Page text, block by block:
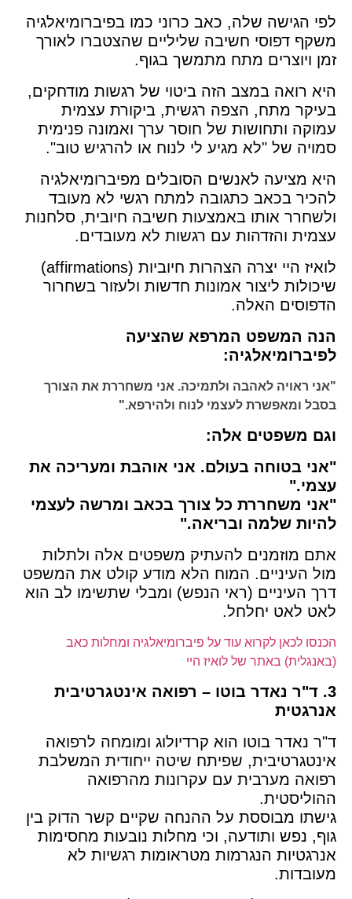
לפי הגישה שלה, כאב כרוני כמו בפיברומיאלגיה
משקף דפוסי חשיבה שליליים שהצטברו לאורך
זמן ויוצרים מתח מתמשך בגוף.
היא רואה במצב הזה ביטוי של רגשות מודחקים,
בעיקר מתח, הצפה רגשית, ביקורת עצמית
עמוקה ותחושות של חוסר ערך ואמונה פנימית
סמויה של "לא מגיע לי לנוח או להרגיש טוב".
היא מציעה לאנשים הסובלים מפיברומיאלגיה
להכיר בכאב כתגובה למתח רגשי לא מעובד
ולשחרר אותו באמצעות חשיבה חיובית, סלחנות
עצמית והזדהות עם רגשות לא מעובדים.
לואיז היי יצרה הצהרות חיוביות (affirmations)
שיכולות ליצור אמונות חדשות ולעזור בשחרור
הדפוסים האלה.
הנה המשפט המרפא שהציעה
לפיברומיאלגיה:
"אני ראויה לאהבה ולתמיכה. אני משחררת את הצורך
בסבל ומאפשרת לעצמי לנוח ולהירפא."
וגם משפטים אלה:
"אני בטוחה בעולם. אני אוהבת ומעריכה את
עצמי."
"אני משחררת כל צורך בכאב ומרשה לעצמי
להיות שלמה ובריאה."
אתם מוזמנים להעתיק משפטים אלה ולתלות
מול העיניים. המוח הלא מודע קולט את המשפט
דרך העיניים (ראי הנפש) ומבלי שתשימו לב הוא
לאט לאט יחלחל.
הכנסו לכאן לקרוא עוד על פיברומיאלגיה ומחלות כאב
(באנגלית) באתר של לואיז היי
3. ד"ר נאדר בוטו – רפואה אינטגרטיבית
אנרגטית
ד"ר נאדר בוטו הוא קרדיולוג ומומחה לרפואה
אינטגרטיבית, שפיתח שיטה ייחודית המשלבת
רפואה מערבית עם עקרונות מהרפואה
ההוליסטית.
גישתו מבוססת על ההנחה שקיים קשר הדוק בין
גוף, נפש ותודעה, וכי מחלות נובעות מחסימות
אנרגטיות הנגרמות מטראומות רגשיות לא
מעובדות.